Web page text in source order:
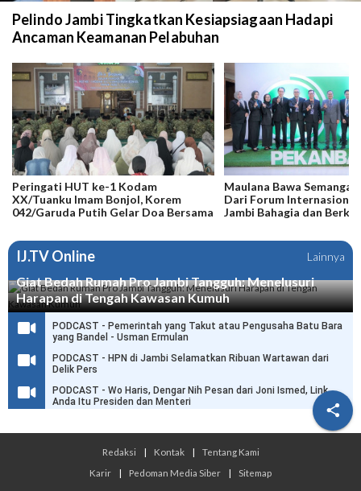

Pelindo Jambi Tingkatkan Kesiapsiagaan Hadapi
Ancaman Keamanan Pelabuhan
Peringati HUT ke-1 Kodam
XX/Tuanku Imam Bonjol, Korem
042/Garuda Putih Gelar Doa Bersama
Maulana Bawa
Dari Forum
Jambi Bahagia dan
IJ.TV Online Lainnya
Giat Bedah Rumah Pro Jambi Tangguh: Menelusuri
Harapan di Tengah Kawasan Kumuh
PODCAST - Pemerintah yang Takut atau Pengusaha Batu Bara
yang Bandel - Usman Ermulan
PODCAST - HPN di Jambi Selamatkan Ribuan Wartawan dari
Delik Pers
PODCAST - Wo Haris, Dengar Nih Pesan dari Joni Ismed, Link
Anda Itu Presiden dan Menteri
Redaksi | Kontak |
Tentang Kami
Karir
| Pedoman Media Siber | Sitemap